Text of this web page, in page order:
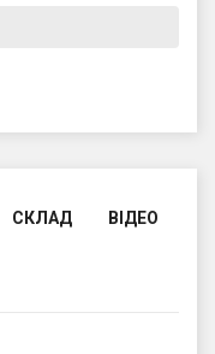
СКЛАД ВІДЕО